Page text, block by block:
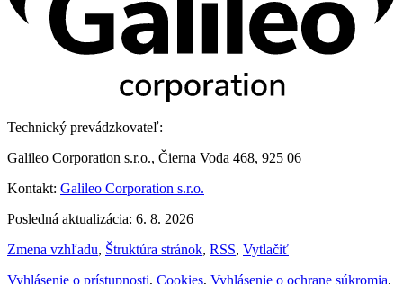
Technický prevádzkovateľ:
Galileo Corporation s.r.o., Čierna Voda 468, 925 06
Kontakt: Galileo Corporation s.r.o.
Posledná aktualizácia: 6. 8. 2026
Zmena vzhľadu, Štruktúra stránok, RSS, Vytlačiť
Vyhlásenie o prístupnosti, Cookies, Vyhlásenie o ochrane súkromia,